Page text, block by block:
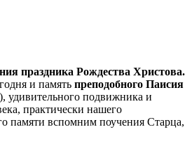
праздника Рождества Христова.
и память преподобного Паисия
удивительного подвижника и
практически нашего
памяти вспомним поучения Старца,